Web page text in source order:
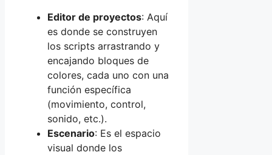
Editor de proyectos: Aquí
es donde se construyen
los scripts arrastrando y
encajando bloques de
colores, cada uno con una
función específica
(movimiento, control,
sonido, etc.).
Escenario: Es el espacio
visual donde los